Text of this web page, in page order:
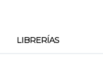
LIBRERÍAS